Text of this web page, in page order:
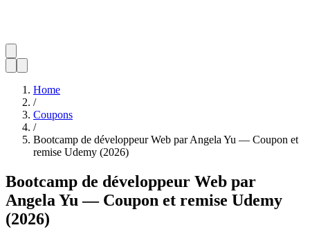
Home
/
Coupons
/
Bootcamp de développeur Web par Angela Yu — Coupon et
remise Udemy (2026)
Bootcamp de développeur Web par
Angela Yu — Coupon et remise Udemy
(2026)